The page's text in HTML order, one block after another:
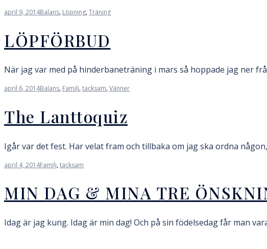
april 9, 2014Balans, Löpning,Träning
LÖPFÖRBUD
När jag var med på hinderbaneträning i mars så hoppade jag ner
april 6, 2014Balans, Familj,tacksam,Vänner
The Lanttoquiz
Igår var det fest. Har velat fram och tillbaka om jag ska ordna
april 4, 2014Familj,tacksam
MIN DAG & MINA TRE
Idag är jag kung. Idag är min dag! Och på sin födelsedag får man